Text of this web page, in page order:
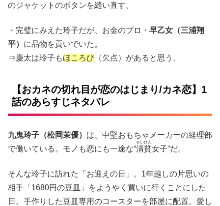
のジャケットのボタンを縫い直す。
・完璧にみえた玲子だが、お金のプロ・ 早乙女（三浦翔
平） に品物を貢いでいた。
⇒慶太は玲子もほころび （欠点）があると思う。
【おカネの切れ目が恋のはじまり/カネ恋】1
話のあらすじネタバレ
九⻤玲子（松岡茉優） は、中堅おもちゃメーカーの経理部
で働いている。モノも恋にも一途な“清貧
せいひん
女子”だ。
そんな玲子に訪れた「お迎えの日」。1年越しの片思いの
相手「1680円の豆皿」をようやく買いに行くことにした
日。手作りした豆皿専用のコースターを部屋に配置。愛し